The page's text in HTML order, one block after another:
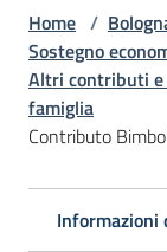
Argomenti
Servizi
Home /
Sostegno
Altri contributi e
famiglia
Contributo
Informazioni